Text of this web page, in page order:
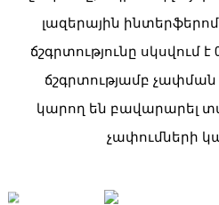
լազերային
ճշգրտությունը սկսվում
ճշգրտությամբ
կարող են բավարարել
չափումների